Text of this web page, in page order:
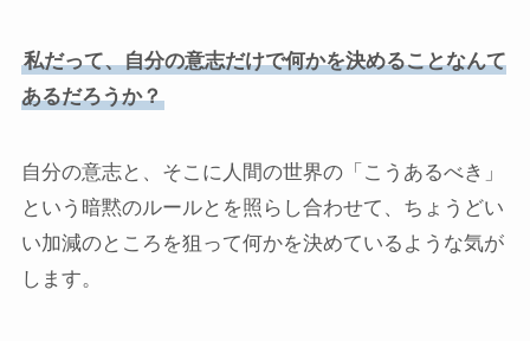
私だって、自分の意志だけで何かを決めることなんて
あるだろうか？
自分の意志と、そこに人間の世界の「こうあるべき」
という暗黙のルールとを照らし合わせて、ちょうどい
い加減のところを狙って何かを決めているような気が
します。